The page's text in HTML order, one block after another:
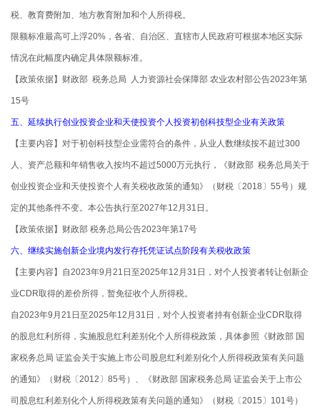
税、教育费附加、地方教育附加和个人所得税。
限额标准最高可上浮20%，各省、自治区、直辖市人民政府可根据本地区实际
情况在此幅度内确定具体限额标准。
【政策依据】财政部 税务总局 人力资源社会保障部 农业农村部公告2023年第
15号
五、延续执行创业投资企业和天使投资个人投资初创科技型企业有关政策
【主要内容】对于初创科技型企业需符合的条件，从业人数继续按不超过300
人、资产总额和年销售收入按均不超过5000万元执行，《财政部 税务总局关于
创业投资企业和天使投资个人有关税收政策的通知》（财税〔2018〕55号）规
定的其他条件不变。本公告执行至2027年12月31日。
【政策依据】财政部 税务总局公告2023年第17号
六、继续实施创新企业境内发行存托凭证试点阶段有关税收政策
【主要内容】自2023年9月21日至2025年12月31日，对个人投资者转让创新企
业CDR取得的差价所得，暂免征收个人所得税。
自2023年9月21日至2025年12月31日，对个人投资者持有创新企业CDR取得
的股息红利所得，实施股息红利差别化个人所得税政策，具体参照《财政部 国
家税务总局 证监会关于实施上市公司股息红利差别化个人所得税政策有关问题
的通知》（财税〔2012〕85号）、《财政部 国家税务总局 证监会关于上市公
司股息红利差别化个人所得税政策有关问题的通知》（财税〔2015〕101号）